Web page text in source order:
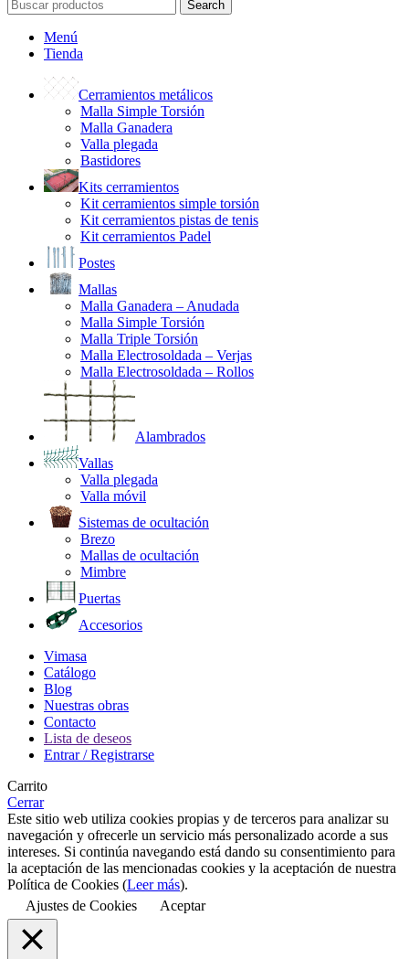
Search
Menú
Tienda
Cerramientos metálicos
Malla Simple Torsión
Malla Ganadera
Valla plegada
Bastidores
Kits cerramientos
Kit cerramientos simple torsión
Kit cerramientos pistas de tenis
Kit cerramientos Padel
Postes
Mallas
Malla Ganadera – Anudada
Malla Simple Torsión
Malla Triple Torsión
Malla Electrosoldada – Verjas
Malla Electrosoldada – Rollos
Alambrados
Vallas
Valla plegada
Valla móvil
Sistemas de ocultación
Brezo
Mallas de ocultación
Mimbre
Puertas
Accesorios
Vimasa
Catálogo
Blog
Nuestras obras
Contacto
Lista de deseos
Entrar / Registrarse
Carrito
Cerrar
Este sitio web utiliza cookies propias y de terceros para analizar su
navegación y ofrecerle un servicio más personalizado acorde a sus
intereses. Si continúa navegando está dando su consentimiento para
la aceptación de las mencionadas cookies y la aceptación de nuestra
Política de Cookies (Leer más).
Ajustes de Cookies
Aceptar